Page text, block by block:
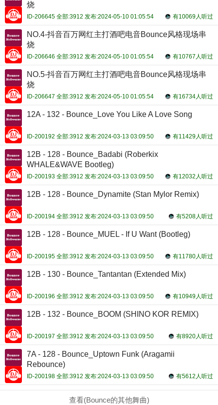
烧
有10069人听过
ID-206645 全部:3912 发布:2024-05-10 01:05:54
NO.4-抖音百万网红主打酒吧电音Bounce风格现场串
烧
有10767人听过
ID-206646 全部:3912 发布:2024-05-10 01:05:54
NO.5-抖音百万网红主打酒吧电音Bounce风格现场串
烧
有16734人听过
ID-206647 全部:3912 发布:2024-05-10 01:05:54
12A - 132 - Bounce_Love You Like A Love Song
有11429人听过
ID-200192 全部:3912 发布:2024-03-13 03:09:50
12B - 128 - Bounce_Badabi (Roberkix
WHALE&WAVE Bootleg)
有12032人听过
ID-200193 全部:3912 发布:2024-03-13 03:09:50
12B - 128 - Bounce_Dynamite (Stan Mylor Remix)
有5208人听过
ID-200194 全部:3912 发布:2024-03-13 03:09:50
12B - 128 - Bounce_MUEL - If U Want (Bootleg)
有11780人听过
ID-200195 全部:3912 发布:2024-03-13 03:09:50
12B - 130 - Bounce_Tantantan (Extended Mix)
有10949人听过
ID-200196 全部:3912 发布:2024-03-13 03:09:50
12B - 132 - Bounce_BOOM (SHINO KOR REMIX)
有8920人听过
ID-200197 全部:3912 发布:2024-03-13 03:09:50
7A - 128 - Bounce_Uptown Funk (Aragamii
Rebounce)
有5612人听过
ID-200198 全部:3912 发布:2024-03-13 03:09:50
查看(Bounce的其他舞曲)